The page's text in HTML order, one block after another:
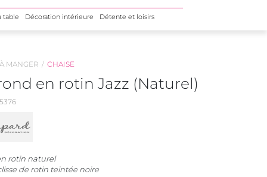
table Décoration intérieure Détente et loisirs
MANGER CHAISE
en rotin Jazz (Naturel)
rotin naturel
de rotin teintée noire